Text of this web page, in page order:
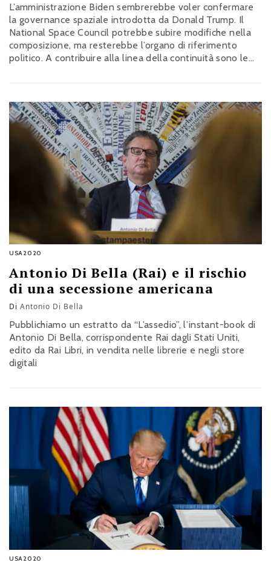
L’amministrazione Biden sembrerebbe voler confermare
la governance spaziale introdotta da Donald Trump. Il
National Space Council potrebbe subire modifiche nella
composizione, ma resterebbe l’organo di riferimento
politico. A contribuire alla linea della continuità sono le
USA2020
Antonio Di Bella (Rai) e il rischio
di una secessione americana
Di Antonio Di Bella
Pubblichiamo un estratto da “L’assedio”, l’instant-book di
Antonio Di Bella, corrispondente Rai dagli Stati Uniti,
edito da Rai Libri, in vendita nelle librerie e negli store
digitali
USA2020